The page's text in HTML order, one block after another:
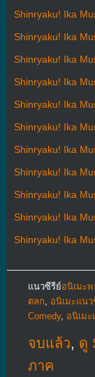
Shinryaku! Ika
Shinryaku! Ika
Shinryaku! Ika
Shinryaku! Ika
Shinryaku! Ika
Shinryaku! Ika
Shinryaku! Ika
Shinryaku! Ika
Shinryaku! Ika
Shinryaku! Ika
Shinryaku! Ika
แนวซีรีย์อนิเมะ
ตลก
อนิเมะแน
Comedy, อนิเม
จบแล้ว, ดู
ภาค